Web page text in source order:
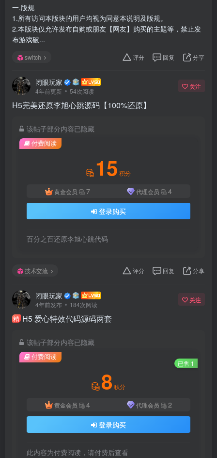
一.版规
1.所有访问本版块的用户均视为同意本说明及版规。
2.本版块仅允许发布自购或朋友【网友】购买的主题等，禁止发
布游戏破...
switch 评分 回复 分享
闭眼玩家
4年前更新 54次阅读
关注
H5完美还原李旭心跳源码【100%还原】
该帖子部分内容已隐藏
付费阅读
15 积分
黄金会员 7 代理会员 4
登录购买
百分之百还原李旭心跳代码
技术交流 评分 回复 分享
闭眼玩家
4年前发布 184次阅读
关注
精 H5 爱心特效代码源码两套
该帖子部分内容已隐藏
付费阅读
已售 1
8 积分
黄金会员 4 代理会员 2
登录购买
此内容为付费阅读，请付费后查看